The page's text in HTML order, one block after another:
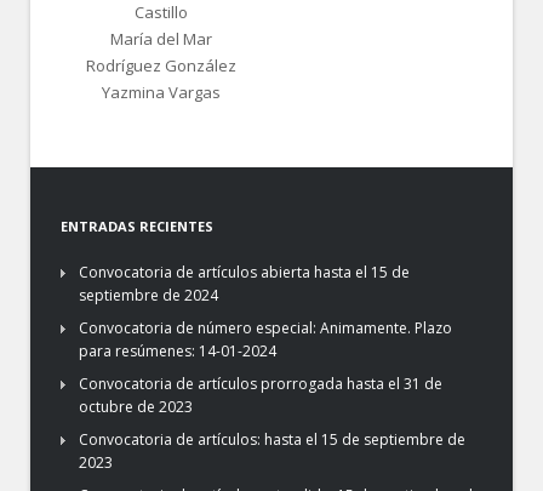
Castillo
María del Mar
Rodríguez González
Yazmina Vargas
ENTRADAS RECIENTES
Convocatoria de artículos abierta hasta el 15 de
septiembre de 2024
Convocatoria de número especial: Animamente. Plazo
para resúmenes: 14-01-2024
Convocatoria de artículos prorrogada hasta el 31 de
octubre de 2023
Convocatoria de artículos: hasta el 15 de septiembre de
2023